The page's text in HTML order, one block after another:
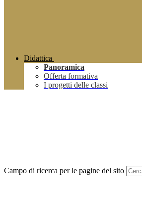
Didattica
Panoramica
Offerta formativa
I progetti delle classi
Campo di ricerca per le pagine del sito